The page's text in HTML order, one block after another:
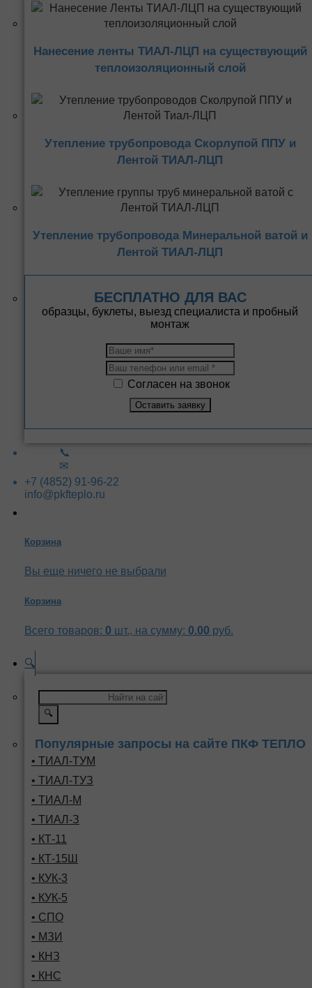
Нанесение ленты ТИАЛ-ЛЦП на существующий
теплоизоляционный слой
Утепление трубопровода Скорлупой ППУ и
Лентой ТИАЛ-ЛЦП
Утепление трубопровода Минеральной ватой и
Лентой ТИАЛ-ЛЦП
БЕСПЛАТНО ДЛЯ ВАС
образцы, буклеты, выезд специалиста и пробный
монтаж
Согласен на звонок
📞
✉
+7 (4852) 91-96-22
info@pkfteplo.ru
Корзина
Вы еще ничего не выбрали
Корзина
Всего товаров: 0 шт., на сумму: 0.00 руб.
🔍
🔍
Популярные запросы на сайте ПКФ ТЕПЛО
• ТИАЛ-ТУМ
• ТИАЛ-ТУЗ
• ТИАЛ-М
• ТИАЛ-З
• КТ-11
• КТ-15Ш
• КУК-3
• КУК-5
• СПО
• МЗИ
• КНЗ
• КНС